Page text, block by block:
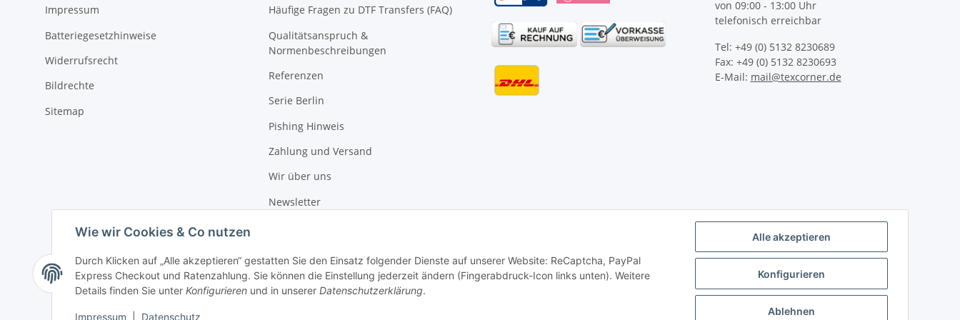
Impressum
Batteriegesetzhinweise
Widerrufsrecht
Bildrechte
Sitemap
Häufige Fragen zu DTF Transfers (FAQ)
Qualitätsanspruch &
Normenbeschreibungen
Referenzen
Serie Berlin
Pishing Hinweis
Zahlung und Versand
Wir über uns
Newsletter
von 09:00 - 13:00 Uhr
telefonisch erreichbar
Tel: +49 (0) 5132 8230689
Fax: +49 (0) 5132 8230693
E-Mail: mail@texcorner.de
Wie wir Cookies & Co nutzen
Durch Klicken auf „Alle akzeptieren“ gestatten Sie den Einsatz folgender Dienste auf unserer Website: ReCaptcha, PayPal
Express Checkout und Ratenzahlung. Sie können die Einstellung jederzeit ändern (Fingerabdruck-Icon links unten). Weitere
Details finden Sie unter Konfigurieren und in unserer Datenschutzerklärung.
Impressum Datenschutz
Alle akzeptieren
Konfigurieren
Ablehnen